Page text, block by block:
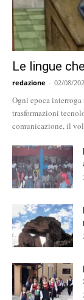
Le lingue
redazione - 02/08/
Ogni epoca
trasformazioni
comunicazione, il